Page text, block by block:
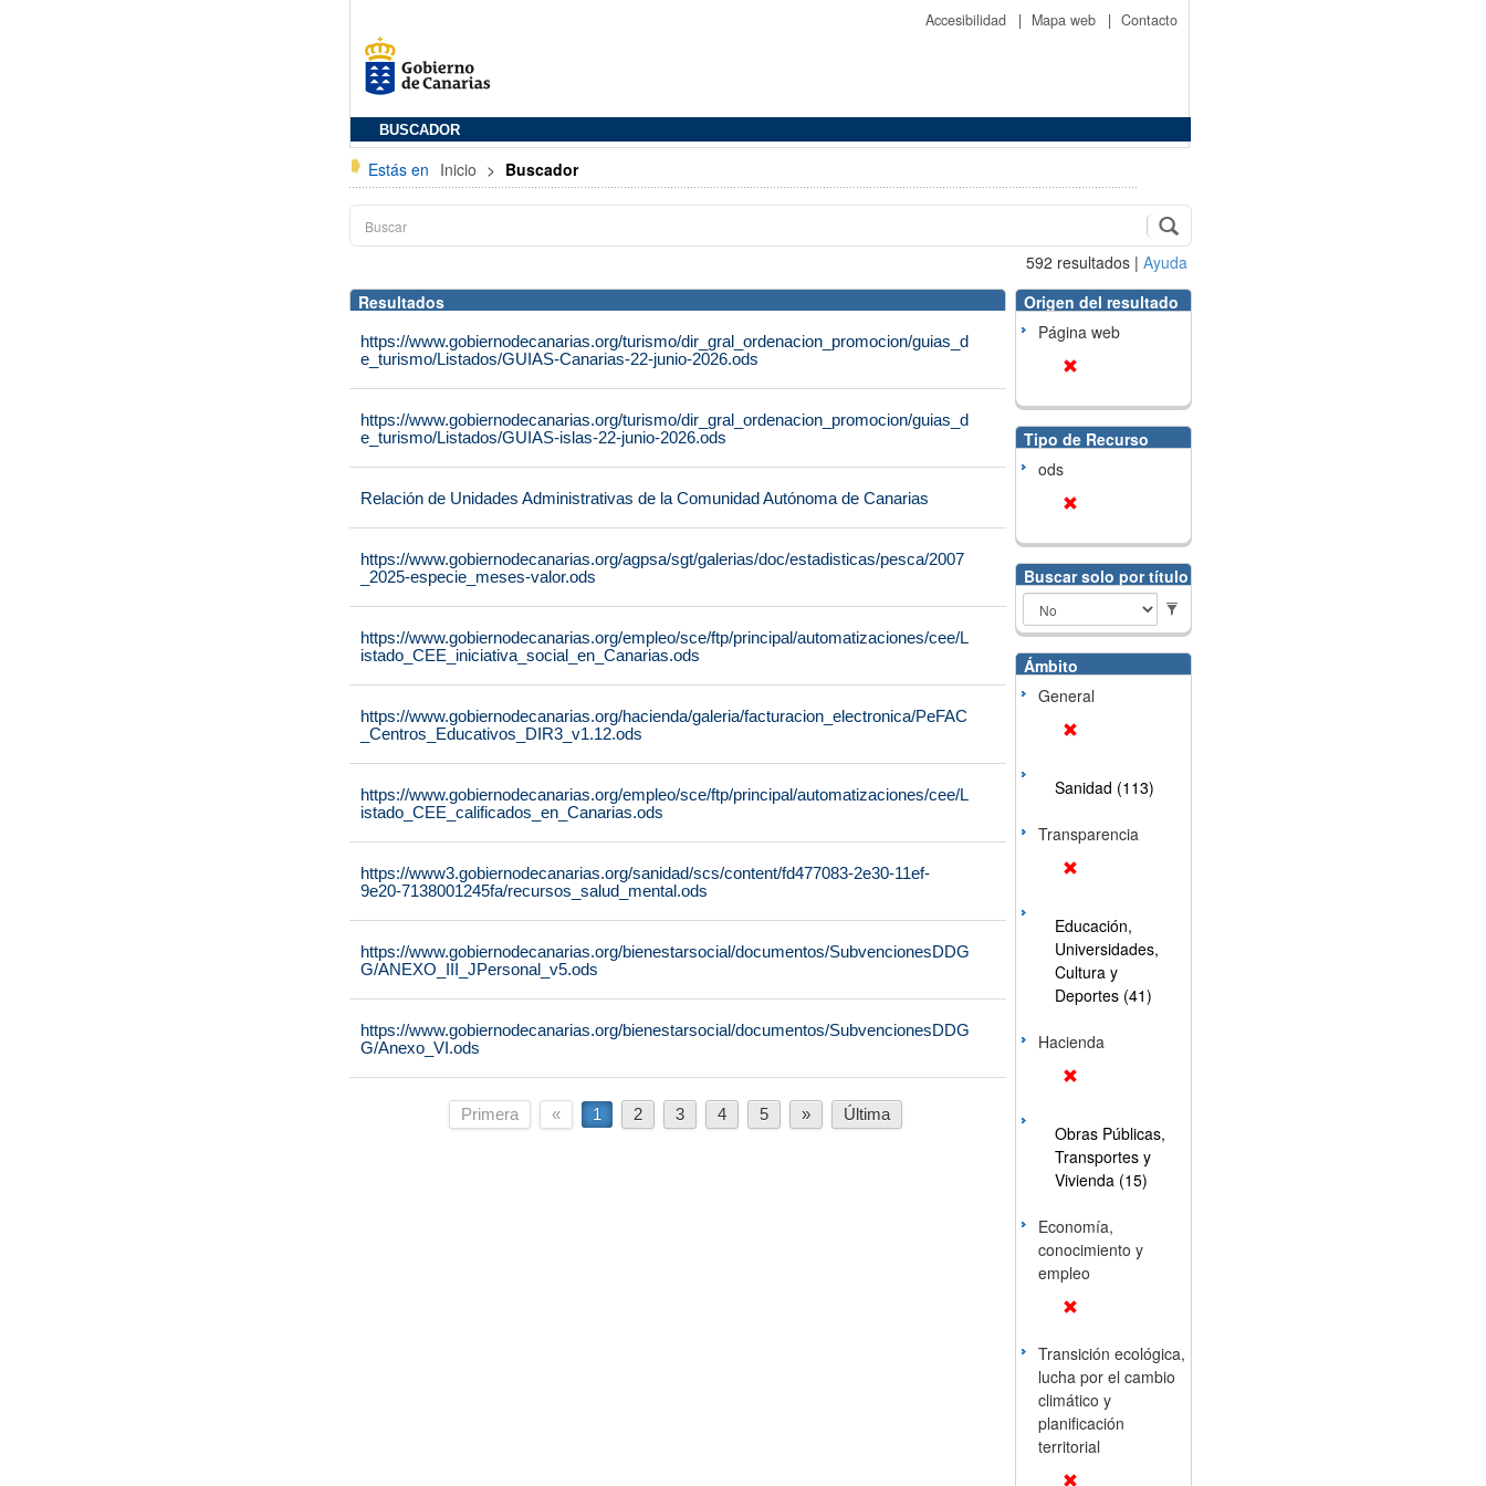
Accesibilidad | Mapa web | Contacto
BUSCADOR
Estás en Inicio > Buscador
592 resultados | Ayuda
Resultados
https://www.gobiernodecanarias.org/turismo/dir_gral_ordenacion_promocion/guias_d
e_turismo/Listados/GUIAS-Canarias-22-junio-2026.ods
https://www.gobiernodecanarias.org/turismo/dir_gral_ordenacion_promocion/guias_d
e_turismo/Listados/GUIAS-islas-22-junio-2026.ods
Relación de Unidades Administrativas de la Comunidad Autónoma de Canarias
https://www.gobiernodecanarias.org/agpsa/sgt/galerias/doc/estadisticas/pesca/2007
_2025-especie_meses-valor.ods
https://www.gobiernodecanarias.org/empleo/sce/ftp/principal/automatizaciones/cee/L
istado_CEE_iniciativa_social_en_Canarias.ods
https://www.gobiernodecanarias.org/hacienda/galeria/facturacion_electronica/PeFAC
_Centros_Educativos_DIR3_v1.12.ods
https://www.gobiernodecanarias.org/empleo/sce/ftp/principal/automatizaciones/cee/L
istado_CEE_calificados_en_Canarias.ods
https://www3.gobiernodecanarias.org/sanidad/scs/content/fd477083-2e30-11ef-
9e20-7138001245fa/recursos_salud_mental.ods
https://www.gobiernodecanarias.org/bienestarsocial/documentos/SubvencionesDDG
G/ANEXO_III_JPersonal_v5.ods
https://www.gobiernodecanarias.org/bienestarsocial/documentos/SubvencionesDDG
G/Anexo_VI.ods
Primera « 1 2 3 4 5 » Última
Origen del resultado
Página web
Tipo de Recurso
ods
Buscar solo por título
Ámbito
General
Sanidad (113)
Transparencia
Educación,
Universidades,
Cultura y
Deportes (41)
Hacienda
Obras Públicas,
Transportes y
Vivienda (15)
Economía,
conocimiento y
empleo
Transición ecológica,
lucha por el cambio
climático y
planificación
territorial